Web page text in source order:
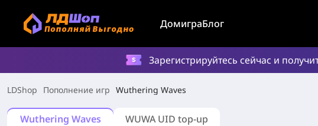
ДомиграБлог
Зарегистрируйтесь сейчас и
LDShop Пополнение игр Wuthering Waves
Wuthering Waves WUWA UID top-up